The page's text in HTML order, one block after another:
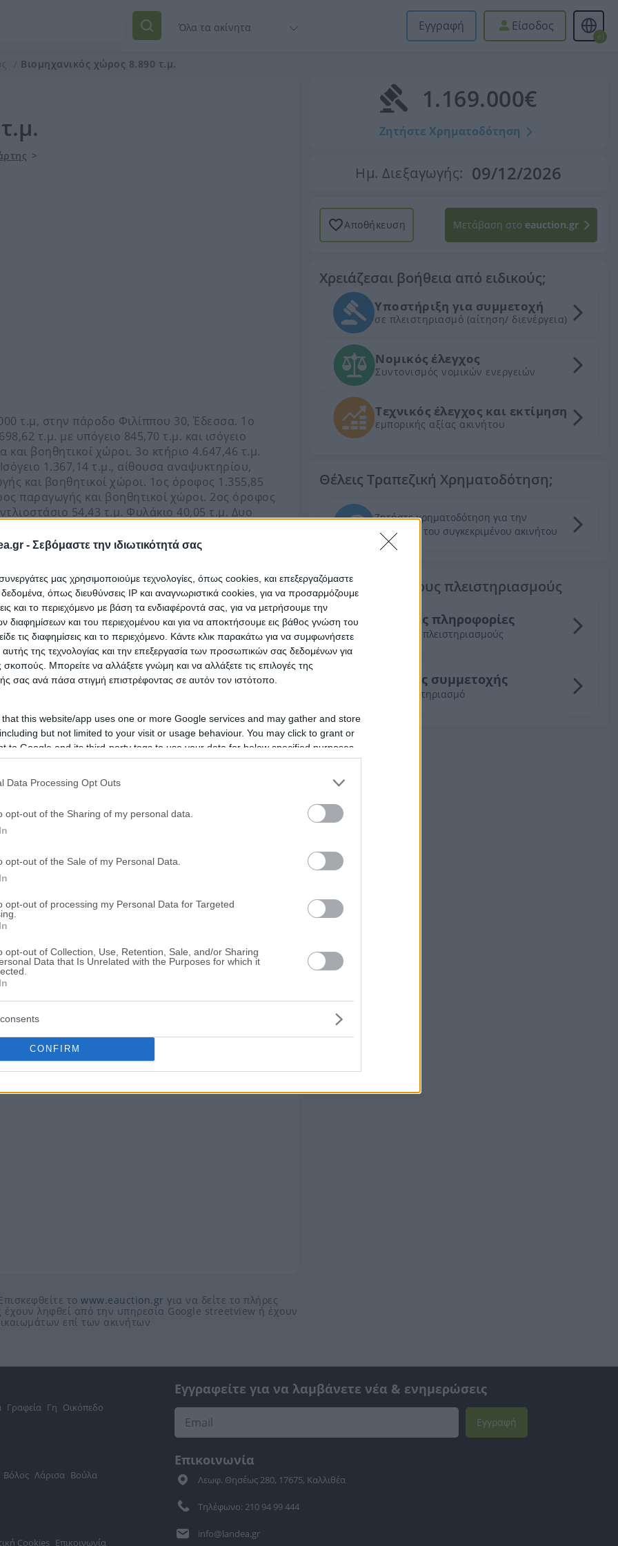
- Σεβόμαστε την ιδιωτικότητά σας
συνεργάτες μας χρησιμοποιούμε τεχνολογίες, όπως cookies, και επεξεργαζόμαστε
όπως διευθύνσεις IP και αναγνωριστικά cookies, για να προσαρμόζουμε
και το περιεχόμενο με βάση τα ενδιαφέροντά σας, για να μετρήσουμε την
διαφημίσεων και του περιεχομένου και για να αποκτήσουμε εις βάθος γνώση του
τις διαφημίσεις και το περιεχόμενο. Κάντε κλικ παρακάτω για να συμφωνήσετε
της τεχνολογίας και την επεξεργασία των προσωπικών σας δεδομένων για
Μπορείτε να αλλάξετε γνώμη και να αλλάξετε τις επιλογές της
σας ανά πάσα στιγμή επιστρέφοντας σε αυτόν τον ιστότοπο.
that this website/app uses one or more Google services and may gather and store
but not limited to your visit or usage behaviour. You may click to grant or
to Google and its third-party tags to use your data for below specified purposes
consent section.
Data Processing Opt Outs
opt-out of the Sharing of my personal data.
opt-out of the Sale of my Personal Data.
opt-out of processing my Personal Data for Targeted
opt-out of Collection, Use, Retention, Sale, and/or Sharing
Data that Is Unrelated with the Purposes for which it
CONFIRM
Εγγραφή Είσοδος
el
Βιομηχανικός χώρος 8.890 τ.μ.
>
τ.μ, στην πάροδο Φιλίππου 30, Έδεσσα. 1ο
τ.μ. με υπόγειο 845,70 τ.μ. και ισόγειο
βοηθητικοί χώροι. 3ο κτήριο 4.647,46 τ.μ.
1.367,14 τ.μ., αίθουσα αναψυκτηρίου,
και βοηθητικοί χώροι. 1ος όροφος 1.355,85
παραγωγής και βοηθητικοί χώροι. 2ος όροφος
54,43 τ.μ. Φυλάκιο 40,05 τ.μ. Δυο
203,08 τ.μ. Κοντά στη Λεωφόρο
είναι αναρτημένος στο eauction.gr (πλατφόρμα
Μεταβείτε εκεί για να συμμετάσχετε.
τοπική αγορά
το www.eauction.gr για να δείτε το πλήρες
έχουν ληφθεί από την υπηρεσία Google streetview ή έχουν
επί των ακινήτων
1.169.000€
Ζητήστε Χρηματοδότηση
Ημ. Διεξαγωγής: 09/12/2026
Αποθήκευση Μετάβαση στο eauction.gr
Χρειάζεσαι βοήθεια από ειδικούς;
Υποστήριξη για συμμετοχή
σε πλειστηριασμό (αίτηση/ διενέργεια)
Νομικός έλεγχος
Συντονισμός νομικών ενεργειών
Τεχνικός έλεγχος και εκτίμηση
εμπορικής αξίας ακινήτου
Θέλεις Τραπεζική Χρηματοδότηση;
Ζητήστε χρηματοδότηση για την
απόκτηση του συγκεκριμένου ακινήτου
Τα πάντα για τους πλειστηριασμούς
Γενικές πληροφορίες
για τους πλειστηριασμούς
Οδηγός συμμετοχής
σε πλειστηριασμό
Γραφεία Γη Οικόπεδο
Βόλος Λάρισα Βούλα
Cookies Επικοινωνία
Εγγραφείτε για να λαμβάνετε νέα & ενημερώσεις
Εγγραφή
Επικοινωνία
Λεωφ. Θησέως 280, 17675, Καλλιθέα
Τηλέφωνο: 210 94 99 444
info@landea.gr